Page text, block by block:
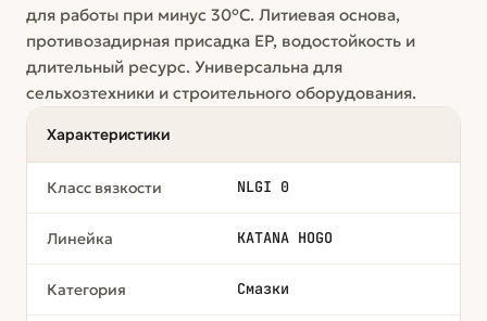
для работы при минус 30°C. Литиевая основа,
противозадирная присадка EP, водостойкость и
длительный ресурс. Универсальна для
сельхозтехники и строительного оборудования.
Характеристики
Класс вязкости NLGI 0
Линейка KATANA HOGO
Категория Смазки